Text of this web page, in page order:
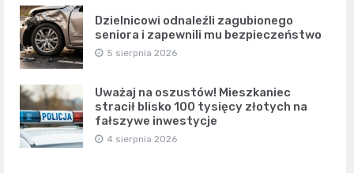
Dzielnicowi odnaleźli zagubionego
seniora i zapewnili mu bezpieczeństwo
5 sierpnia 2026
Uważaj na oszustów! Mieszkaniec
stracił blisko 100 tysięcy złotych na
fałszywe inwestycje
4 sierpnia 2026